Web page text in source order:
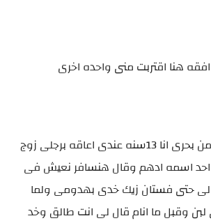
هنا اقتربت منى واحده اخرى
فتاه اخرى / انا ياره من بحرى انا 13سنه عندى اعاقه برجلى زوج
اسمه ادهم وقال هنسافر نعيش فى
لى حتى فستان زيك خدى بهدومى ولما
لبن وقبل ما انام قال لى انت طالق وخد